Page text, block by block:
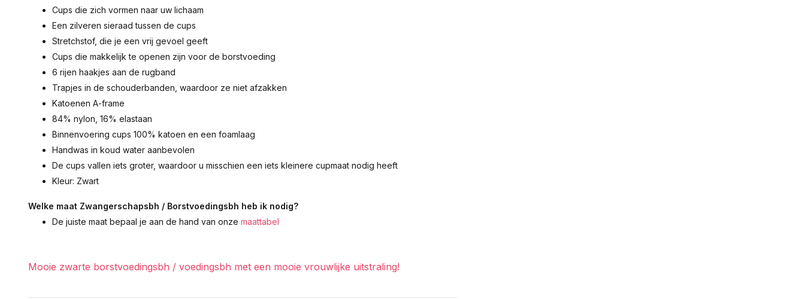
Cups die zich vormen naar uw lichaam
Een zilveren sieraad tussen de cups
Stretchstof, die je een vrij gevoel geeft
Cups die makkelijk te openen zijn voor de borstvoeding
6 rijen haakjes aan de rugband
Trapjes in de schouderbanden, waardoor ze niet afzakken
Katoenen A-frame
84% nylon, 16% elastaan
Binnenvoering cups 100% katoen en een foamlaag
Handwas in koud water aanbevolen
De cups vallen iets groter, waardoor u misschien een iets kleinere cupmaat nodig heeft
Kleur: Zwart
Welke maat Zwangerschapsbh / Borstvoedingsbh heb ik nodig?
De juiste maat bepaal je aan de hand van onze maattabel
Mooie zwarte borstvoedingsbh / voedingsbh met een mooie vrouwlijke uitstraling!